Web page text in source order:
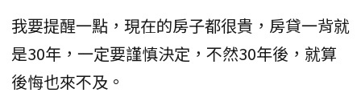
我要提醒一點，現在的房子都很貴，房貸一背就
是30年，一定要謹慎決定，不然30年後，就算
後悔也來不及。